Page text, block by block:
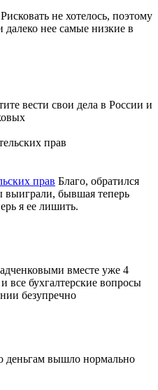
Рисковать не хотелось, поэтому
далеко нее самые низкие в
вести свои дела в России и
прав Благо, обратился
выиграли, бывшая теперь
я ее лишить.
вместе уже 4
все бухгалтерские вопросы
безупречно
деньгам вышло нормально